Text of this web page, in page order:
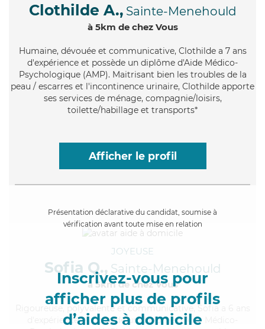
Clothilde A., Sainte-Menehould
à 5km de chez Vous
Humaine, dévouée et communicative, Clothilde a 7 ans
d'expérience et possède un diplôme d'Aide Médico-
Psychologique (AMP). Maitrisant bien les troubles de la
peau / escarres et l'incontinence urinaire, Clothilde apporte
ses services de ménage, compagnie/loisirs,
toilette/habillage et transports*
Afficher le profil
Présentation déclarative du candidat, soumise à
vérification avant toute mise en relation
Inscrivez-vous pour
afficher plus de profils
d’aides à domicile
JOYEUSE
Sofia Q., Sainte-Menehould
à 5km de chez Vous
, polyvalente et communicative, Sofia a 6 ans
d'expérience et possède un diplôme d'Aide Médico-